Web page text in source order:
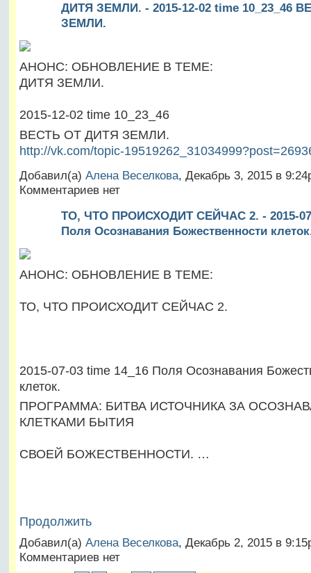
ДИТЯ ЗЕМЛИ. - 2015-12-02 time 10_23_46
ЗЕМЛИ.
АНОНС: ОБНОВЛЕНИЕ В ТЕМЕ:
ДИТЯ ЗЕМЛИ.
2015-12-02 time 10_23_46
ВЕСТЬ ОТ ДИТЯ ЗЕМЛИ.
http://vk.com/topic-
Добавил(а) Алена Веселкова, Декабрь 3, 2015 в
Комментариев нет
ТО, ЧТО ПРОИСХОДИТ СЕЙЧАС 2. - 2015-
Поля Осознавания Божественности
АНОНС: ОБНОВЛЕНИЕ В ТЕМЕ:
ТО, ЧТО ПРОИСХОДИТ СЕЙЧАС 2.
2015-07-03 time 14_16 Поля Осознавания
клеток.
ПРОГРАММА: БИТВА ИСТОЧНИКА ЗА
КЛЕТКАМИ БЫТИЯ
СВОЕЙ БОЖЕСТВЕННОСТИ. …
Продолжить
Добавил(а) Алена Веселкова, Декабрь 2, 2015 в
Комментариев нет